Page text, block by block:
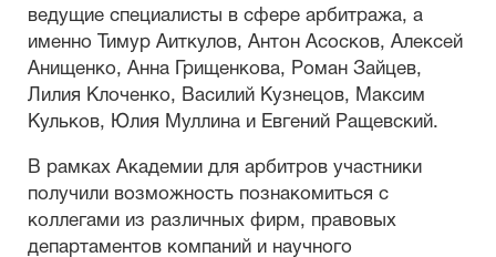
ведущие специалисты в сфере арбитража, а
именно Тимур Аиткулов, Антон Асосков, Алексей
Анищенко, Анна Грищенкова, Роман Зайцев,
Лилия Клоченко, Василий Кузнецов, Максим
Кульков, Юлия Муллина и Евгений Ращевский.
В рамках Академии для арбитров участники
получили возможность познакомиться с
коллегами из различных фирм, правовых
департаментов компаний и научного